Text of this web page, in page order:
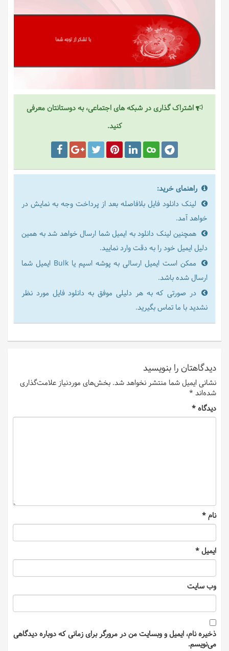
اشتراک گذاری در شبکه های اجتماعی، به دوستانتان معرفی
کنید.
راهنمای خرید:
لینک دانلود فایل بلافاصله بعد از پرداخت وجه به نمایش در
خواهد آمد.
همچنین لینک دانلود به ایمیل شما ارسال خواهد شد به همین
دلیل ایمیل خود را به دقت وارد نمایید.
ممکن است ایمیل ارسالی به پوشه اسپم یا Bulk ایمیل شما
ارسال شده باشد.
در صورتی که به هر دلیلی موفق به دانلود فایل مورد نظر
نشدید با ما تماس بگیرید.
دیدگاهتان را بنویسید
نشانی ایمیل شما منتشر نخواهد شد. بخش‌های موردنیاز علامت‌گذاری
شده‌اند *
دیدگاه*
نام*
ایمیل*
وب‌ سایت
ذخیره نام، ایمیل و وبسایت من در مرورگر برای زمانی که دوباره دیدگاهی
می‌نویسم.